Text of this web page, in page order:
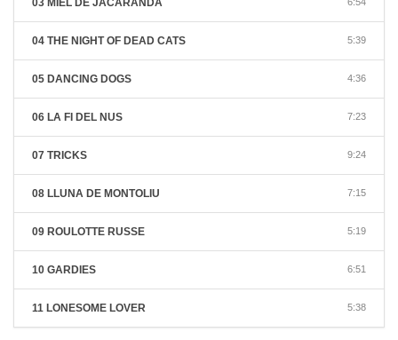
04 THE NIGHT OF DEAD CATS 5:39
05 DANCING DOGS 4:36
06 LA FI DEL NUS 7:23
07 TRICKS 9:24
08 LLUNA DE MONTOLIU 7:15
09 ROULOTTE RUSSE 5:19
10 GARDIES 6:51
11 LONESOME LOVER 5:38